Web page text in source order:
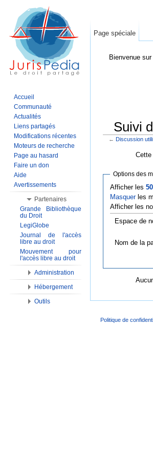
Bienvenue
Suivi
← Discussion
Options des
Afficher les 50
Masquerles
Afficher les
Espace de
Nom de la
Page spéciale
Accueil
Communauté
Actualités
Liens partagés
Modifications récentes
Moteurs de recherche
Page au hasard
Faire un don
Aide
Avertissements
Partenaires
Grande Bibliothèque
du Droit
LegiGlobe
Journal de l'accès
libre au droit
Mouvement pour
l'accès libre au droit
Administration
Hébergement
Outils
Politique de